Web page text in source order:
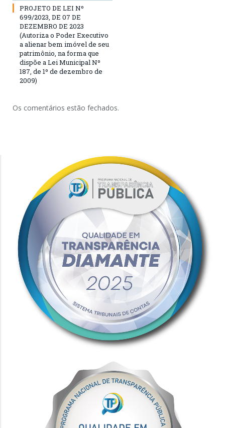
PROJETO DE LEI Nº
699/2023, DE 07 DE
DEZEMBRO DE 2023
(Autoriza o Poder Executivo
a alienar bem imóvel de seu
patrimônio, na forma que
dispõe a Lei Municipal Nº
187, de 1º de dezembro de
2009)
Os comentários estão fechados.